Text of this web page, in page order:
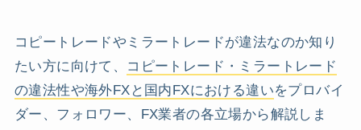
コピートレードやミラートレードが違法なのか知り
たい方に向けて、 コピートレード・ミラートレード
の違法性や海外FXと国内FXにおける違いをプロバイ
ダー、フォロワー、FX業者の各立場から解説しま